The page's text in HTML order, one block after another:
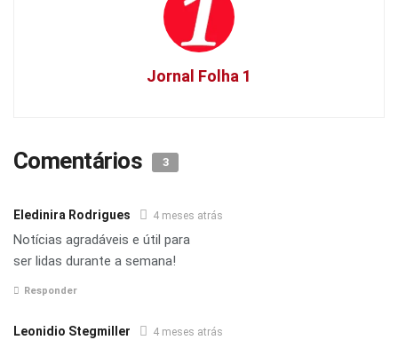
Jornal Folha 1
Comentários 3
Eledinira Rodrigues 4 meses atrás
Notícias agradáveis e útil para
ser lidas durante a semana!
Responder
Leonidio Stegmiller 4 meses atrás